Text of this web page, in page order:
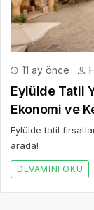
11 ay önce
Eylülde Tatil
Ekonomi ve
Eylülde tatil
arada!
DEVAMINI OKU